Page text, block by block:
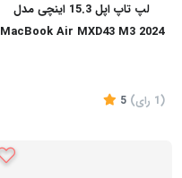
لپ تاپ اپل 15.3 اینچی مدل
MacBook Air MXD43 M3 2024
(1 رای)
5